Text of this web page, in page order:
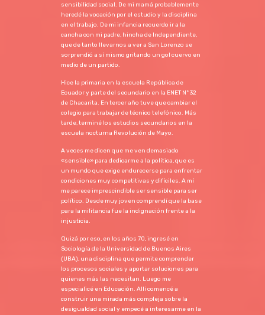
sensibilidad social. De mi mamá probablemente
heredé la vocación por el estudio y la disciplina
en el trabajo. De mi infancia recuerdo ir a la
cancha con mi padre, hincha de Independiente,
que de tanto llevarnos a ver a San Lorenzo se
sorprendió a sí mismo gritando un gol cuervo en
medio de un partido.
Hice la primaria en la escuela República de
Ecuador y parte del secundario en la ENET Nº 32
de Chacarita. En tercer año tuve que cambiar el
colegio para trabajar de técnico telefónico. Más
tarde, terminé los estudios secundarios en la
escuela nocturna Revolución de Mayo.
A veces me dicen que me ven demasiado
«sensible» para dedicarme a la política, que es
un mundo que exige endurecerse para enfrentar
condiciones muy competitivas y difíciles. A mí
me parece imprescindible ser sensible para ser
político. Desde muy joven comprendí que la base
para la militancia fue la indignación frente a la
injusticia.
Quizá por eso, en los años 70, ingresé en
Sociología de la Universidad de Buenos Aires
(UBA), una disciplina que permite comprender
los procesos sociales y aportar soluciones para
quienes más las necesitan. Luego me
especialicé en Educación. Allí comencé a
construir una mirada más compleja sobre la
desigualdad social y empecé a interesarme en la